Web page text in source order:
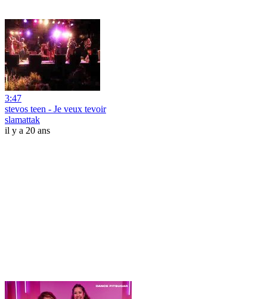
3:47
stevos teen - Je veux tevoir
slamattak
il y a 20 ans